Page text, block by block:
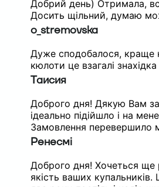
Добрий день) Отримала,
Досить щільний, думаю
o_stremovska
Дуже сподобалося, краще
кюлоти це взагалі
Таисия
Доброго дня! Дякую Вам
ідеально підійшло і на
Замовлення перевершило
Ренесмі
Доброго дня! Хочеться ще
якість ваших